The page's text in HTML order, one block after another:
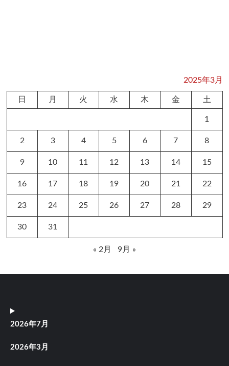
2025年3月
日 月 火 水 木 金 土
1
2 3 4 5 6 7 8
9 10 11 12 13 14 15
16 17 18 19 20 21 22
23 24 25 26 27 28 29
30 31
« 2月 9月 »
2026年7月
2026年3月